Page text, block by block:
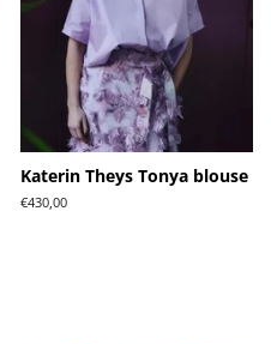
Katerin Theys Tonya blouse
Normale
€430,00